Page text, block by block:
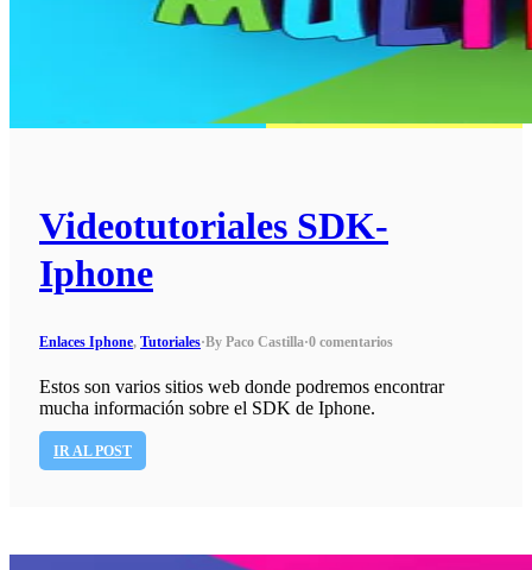
Videotutoriales SDK-
Iphone
Enlaces Iphone, Tutoriales·By Paco Castilla·0 comentarios
Estos son varios sitios web donde podremos encontrar
mucha información sobre el SDK de Iphone.
IR AL POST